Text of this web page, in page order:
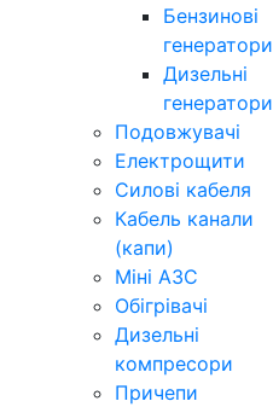
Бензинові
генератори
Дизельні
генератори
Подовжувачі
Електрощити
Силові кабеля
Кабель канали
(капи)
Міні АЗС
Обігрівачі
Дизельні
компресори
Причепи